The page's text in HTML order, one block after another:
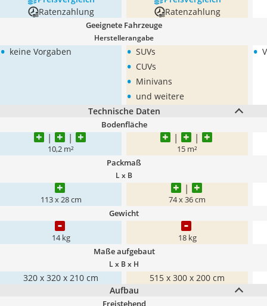
Ratenzahlung
Ratenzahlung
Geeignete Fahrzeuge
Herstellerangabe
• keine Vorgaben • SUVs
• CUVs
• Minivans
• und weitere
•
Technische Daten
Bodenfläche
10,2 m² 15 m²
Packmaß
L x B
113 x 28 cm 74 x 36 cm
Gewicht
14 kg 18 kg
Maße aufgebaut
L x B x H
320 x 320 x 210 cm
515 x 300 x 200 cm
Aufbau
Freistehend